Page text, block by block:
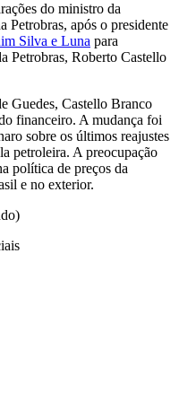
do ministro da
Petrobras, após o presidente
Silva e Luna para
Petrobras, Roberto Castello
Guedes, Castello Branco
financeiro. A mudança foi
sobre os últimos reajustes
petroleira. A preocupação
política de preços da
e no exterior.